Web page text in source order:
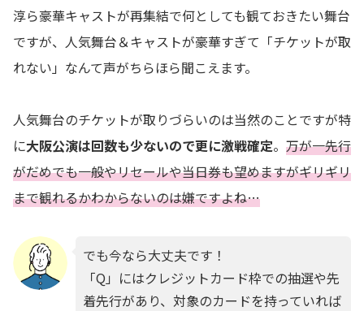
淳ら豪華キャストが再集結で何としても観ておきたい舞台
ですが、人気舞台＆キャストが豪華すぎて「チケットが取
れない」なんて声がちらほら聞こえます。
人気舞台のチケットが取りづらいのは当然のことですが特
に大阪公演は回数も少ないので更に激戦確定。 万が一先行
がだめでも一般やリセールや当日券も望めますがギリギリ
まで観れるかわからないのは嫌ですよね…
でも今なら大丈夫です！
「Q」にはクレジットカード枠での抽選や先
着先行があり、対象のカードを持っていれば